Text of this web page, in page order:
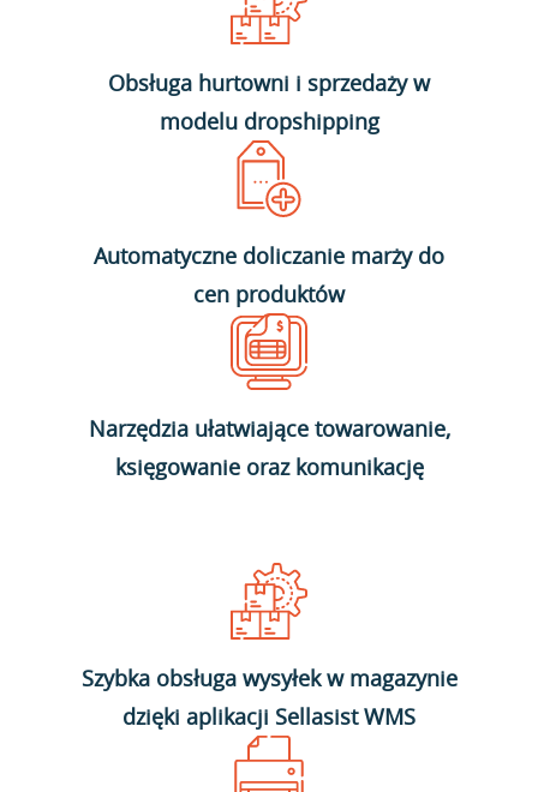
Obsługa hurtowni i sprzedaży w
modelu dropshipping
Automatyczne doliczanie marży do
cen produktów
Narzędzia ułatwiające towarowanie,
księgowanie oraz komunikację
Szybka obsługa wysyłek w magazynie
dzięki aplikacji Sellasist WMS